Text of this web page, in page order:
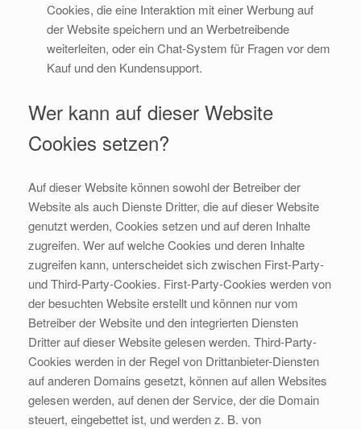
Cookies, die eine Interaktion mit einer Werbung auf
der Website speichern und an Werbetreibende
weiterleiten, oder ein Chat-System für Fragen vor dem
Kauf und den Kundensupport.
Wer kann auf dieser Website
Cookies setzen?
Auf dieser Website können sowohl der Betreiber der
Website als auch Dienste Dritter, die auf dieser Website
genutzt werden, Cookies setzen und auf deren Inhalte
zugreifen. Wer auf welche Cookies und deren Inhalte
zugreifen kann, unterscheidet sich zwischen First-Party-
und Third-Party-Cookies. First-Party-Cookies werden von
der besuchten Website erstellt und können nur vom
Betreiber der Website und den integrierten Diensten
Dritter auf dieser Website gelesen werden. Third-Party-
Cookies werden in der Regel von Drittanbieter-Diensten
auf anderen Domains gesetzt, können auf allen Websites
gelesen werden, auf denen der Service, der die Domain
steuert, eingebettet ist, und werden z. B. von